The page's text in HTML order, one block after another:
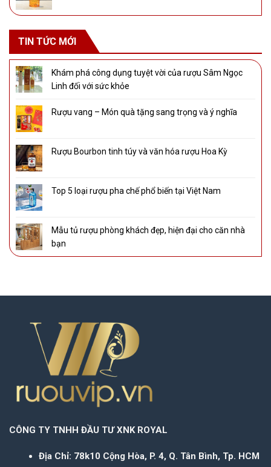
TIN TỨC MỚI
Khám phá công dụng tuyệt vời của rượu Sâm Ngọc
Linh đối với sức khỏe
Rượu vang – Món quà tặng sang trọng và ý nghĩa
Rượu Bourbon tinh túy và văn hóa rượu Hoa Kỳ
Top 5 loại rượu pha chế phổ biến tại Việt Nam
Mẫu tủ rượu phòng khách đẹp, hiện đại cho căn nhà
bạn
CÔNG TY TNHH ĐẦU TƯ XNK ROYAL
Địa Chỉ: 78k10 Cộng Hòa, P. 4, Q. Tân Bình, Tp. HCM